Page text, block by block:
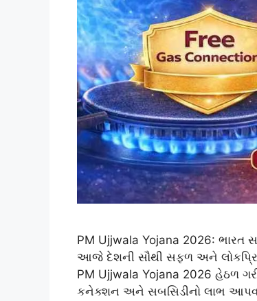
PM Ujjwala Yojana 2026: ભારત
આજે દેશની સૌથી સફળ અને
PM Ujjwala Yojana 2026 હેઠળ
કનેક્શન અને સબસિડીનો લાભ